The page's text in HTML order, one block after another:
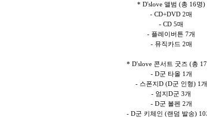
* D'slove 앨범 (총 16명)
- CD+DVD 2매
- CD 5매
- 플레이버튼 7개
- 뮤직카드 2매
* D'slove 콘서트 굿즈 (총
- D군 타올 1개
- 스폰지D (D군 인형) 1개
- 엄지D군 3개
- D군 볼펜 2개
- D군 키체인 (랜덤 발송) 10